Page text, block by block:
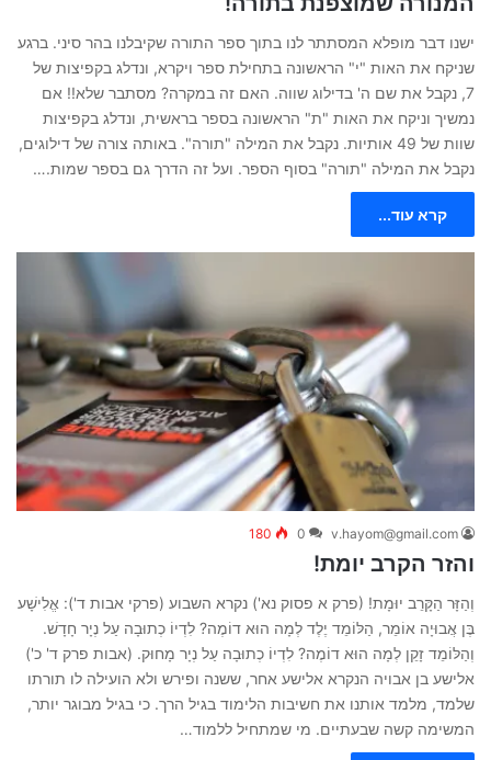
ישנו דבר מופלא המסתתר לנו בתוך ספר התורה שקיבלנו בהר סיני. ברגע
שניקח את האות "י" הראשונה בתחילת ספר ויקרא, ונדלג בקפיצות של
7, נקבל את שם ה' בדילוג שווה. האם זה במקרה? מסתבר שלא!! אם
נמשיך וניקח את האות "ת" הראשונה בספר בראשית, ונדלג בקפיצות
שוות של 49 אותיות. נקבל את המילה "תורה". באותה צורה של דילוגים,
נקבל את המילה "תורה" בסוף הספר. ועל זה הדרך גם בספר שמות.…
קרא עוד...
v.hayom@gmail.com
0
180
והזר הקרב יומת!
וְהַזָּר הַקָּרֵב יוּמָת! (פרק א פסוק נא') נקרא השבוע (פרקי אבות ד'): אֱלִישָׁע
בֶּן אֲבוּיָה אוֹמֵר, הַלּוֹמֵד יֶלֶד לְמָה הוּא דוֹמֶה? לִדְיוֹ כְתוּבָה עַל נְיָר חָדָשׁ.
וְהַלּוֹמֵד זָקֵן לְמָה הוּא דוֹמֶה? לִדְיוֹ כְתוּבָה עַל נְיָר מָחוּק. (אבות פרק ד' כ')
אלישע בן אבויה הנקרא אלישע אחר, ששנה ופירש ולא הועילה לו תורתו
שלמד, מלמד אותנו את חשיבות הלימוד בגיל הרך. כי בגיל מבוגר יותר,
המשימה קשה שבעתיים. מי שמתחיל ללמוד…